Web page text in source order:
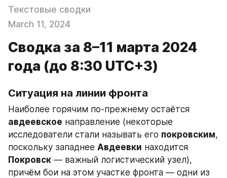
Текстовые сводки
March 11, 2024
Сводка за 8–11 марта 2024
года (до 8:30 UTC+3)
Ситуация на линии фронта
авдеевское направление (некоторые
исследователи стали называть его покровским,
поскольку западнее Авдеевки
Покровск — важный логистический узел),
причём бои на этом участке фронта — одни из